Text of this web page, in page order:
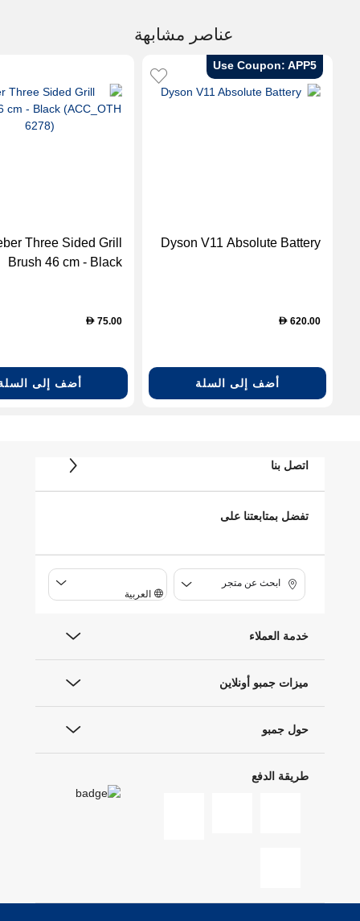
عناصر مشابهة
Use Coupon: APP5
Dyson V11 Absolute Battery
D 620.00
أضف إلى السلة
Three Sided Grill
Brush 46 cm - Black
D 75.00
أضف إلى
اتصل بنا
تفضل بمتابعتنا على
ابحث عن متجر
العربية
خدمة العملاء
ميزات جمبو أونلاين
حول جمبو
طريقة الدفع